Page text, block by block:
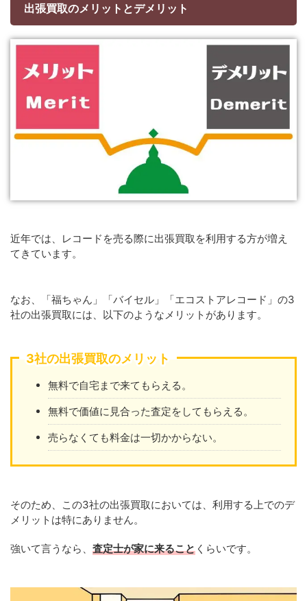
出張買取のメリットとデメリット
近年では、レコードを売る際に出張買取を利用する方が増え
てきています。
なお、「福ちゃん」「バイセル」「エコストアレコード」の3
社の出張買取には、以下のようなメリットがあります。
3社の出張買取のメリット
無料で自宅まで来てもらえる。
無料で価値に見合った査定をしてもらえる。
売らなくても料金は一切かからない。
そのため、この3社の出張買取においては、利用する上でのデ
メリットは特にありません。
強いて言うなら、 査定士が家に来ること くらいです。